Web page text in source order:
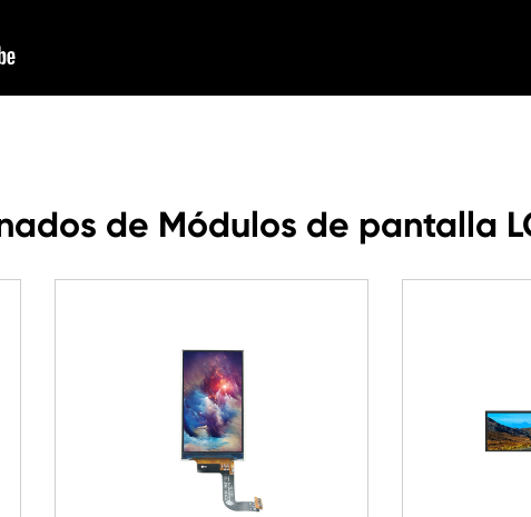
de Módulos de pantalla